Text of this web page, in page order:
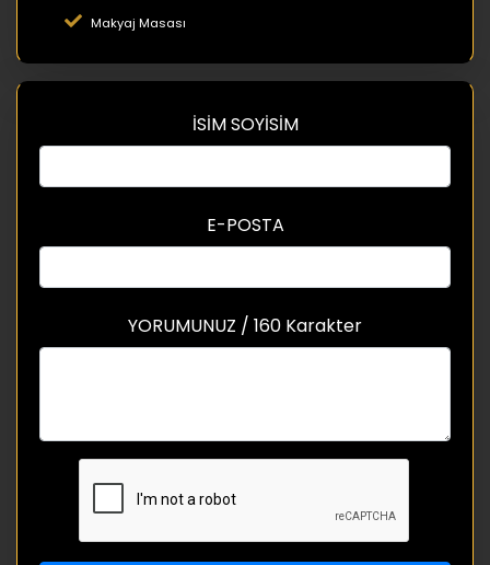
Makyaj Masası
İSİM SOYİSİM
E-POSTA
YORUMUNUZ / 160 Karakter